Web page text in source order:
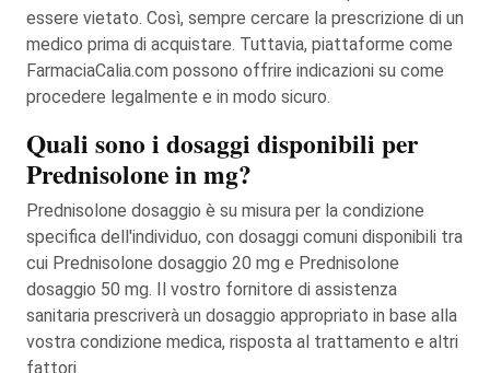
essere vietato. Così, sempre cercare la prescrizione di un
medico prima di acquistare. Tuttavia, piattaforme come
FarmaciaCalia.com possono offrire indicazioni su come
procedere legalmente e in modo sicuro.
Quali sono i dosaggi disponibili per
Prednisolone in mg?
Prednisolone dosaggio è su misura per la condizione
specifica dell'individuo, con dosaggi comuni disponibili tra
cui Prednisolone dosaggio 20 mg e Prednisolone
dosaggio 50 mg. Il vostro fornitore di assistenza
sanitaria prescriverà un dosaggio appropriato in base alla
vostra condizione medica, risposta al trattamento e altri
fattori.